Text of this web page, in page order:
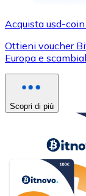
Acquista usd-
Ottieni voucher
Europa e
Scopri di più